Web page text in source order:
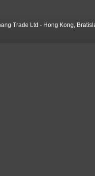
Trade Ltd - Hong Kong,